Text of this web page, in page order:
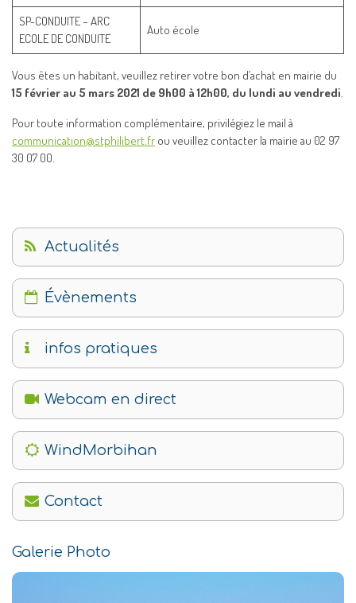
SP-CONDUITE – ARC
ECOLE DE CONDUITE
Auto école
Vous êtes un habitant, veuillez retirer votre bon d’achat en mairie du
15 février au 5 mars 2021 de 9h00 à 12h00, du lundi au vendredi
Pour toute information complémentaire, privilégiez le mail à
communication@stphilibert.fr ou veuillez contacter la mairie au 02 97
30 07 00.
Actualités
Évènements
infos pratiques
Webcam en direct
WindMorbihan
Contact
Galerie Photo